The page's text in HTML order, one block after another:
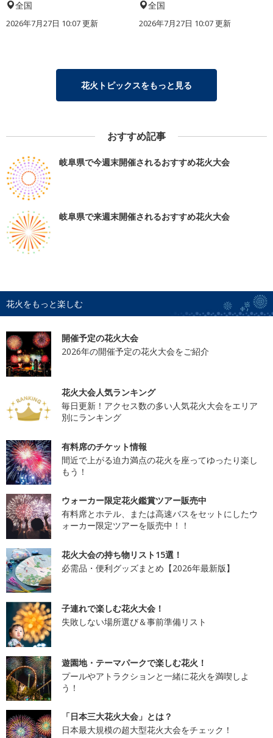
全国
2026年7月27日 10:07 更新
全国
2026年7月27日 10:07 更新
花火トピックスをもっと見る
おすすめ記事
岐阜県で今週末開催されるおすすめ花火大会
岐阜県で来週末開催されるおすすめ花火大会
花火をもっと楽しむ
開催予定の花火大会
2026年の開催予定の花火大会をご紹介
花火大会人気ランキング
毎日更新！アクセス数の多い人気花火大会をエリア
別にランキング
有料席のチケット情報
間近で上がる迫力満点の花火を座ってゆったり楽し
もう！
ウォーカー限定花火鑑賞ツアー販売中
有料席とホテル、または高速バスをセットにしたウ
ォーカー限定ツアーを販売中！！
花火大会の持ち物リスト15選！
必需品・便利グッズまとめ【2026年最新版】
子連れで楽しむ花火大会！
失敗しない場所選び＆事前準備リスト
遊園地・テーマパークで楽しむ花火！
プールやアトラクションと一緒に花火を満喫しよ
う！
「日本三大花火大会」とは？
日本最大規模の超大型花火大会をチェック！